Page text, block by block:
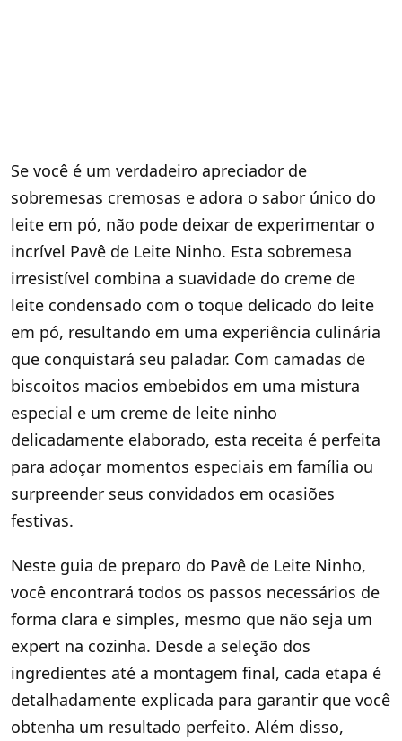
Se você é um verdadeiro apreciador de
sobremesas cremosas e adora o sabor único do
leite em pó, não pode deixar de experimentar o
incrível Pavê de Leite Ninho. Esta sobremesa
irresistível combina a suavidade do creme de
leite condensado com o toque delicado do leite
em pó, resultando em uma experiência culinária
que conquistará seu paladar. Com camadas de
biscoitos macios embebidos em uma mistura
especial e um creme de leite ninho
delicadamente elaborado, esta receita é perfeita
para adoçar momentos especiais em família ou
surpreender seus convidados em ocasiões
festivas.
Neste guia de preparo do Pavê de Leite Ninho,
você encontrará todos os passos necessários de
forma clara e simples, mesmo que não seja um
expert na cozinha. Desde a seleção dos
ingredientes até a montagem final, cada etapa é
detalhadamente explicada para garantir que você
obtenha um resultado perfeito. Além disso,